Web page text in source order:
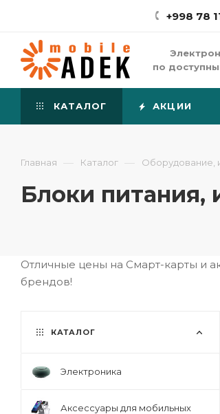
+998 78
по
КАТАЛОГ АКЦИИ
Главная — Каталог — Оборудование,
Блоки питания,
Отличные цены на Смарт-карты и
брендов!
КАТАЛОГ
Электроника
Аксессуары для мобильных